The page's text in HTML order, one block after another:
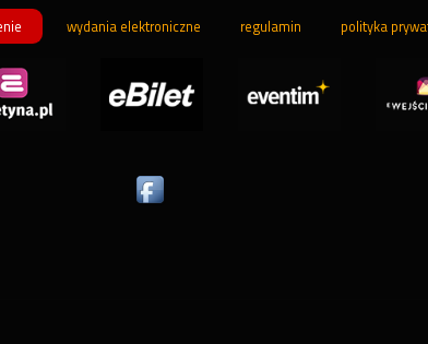
wydania elektroniczne regulamin polityka